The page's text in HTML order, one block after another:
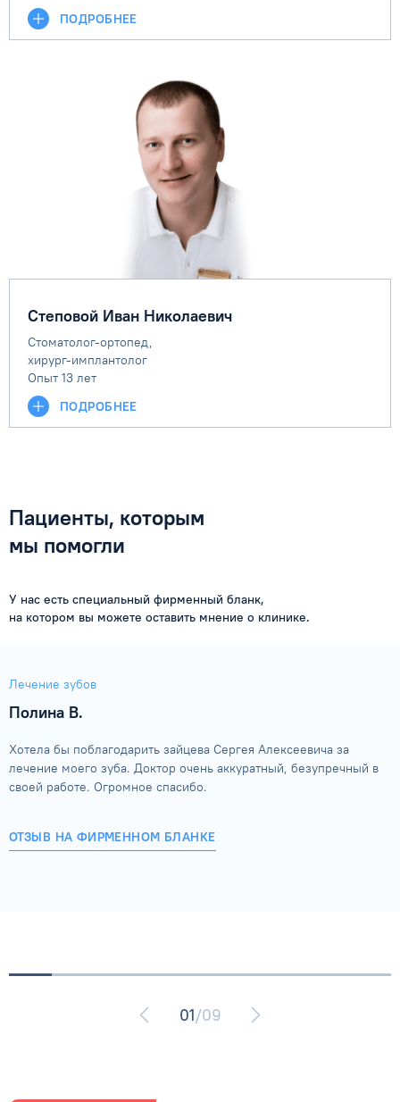
ПОДРОБНЕЕ
Степовой Иван Николаевич
Стоматолог-ортопед,
хирург-имплантолог
Опыт 13 лет
ПОДРОБНЕЕ
Пациенты, которым
мы помогли
У нас есть специальный фирменный бланк,
на котором вы можете оставить мнение о клинике.
Лечение зубов
Полина В.
Хотела бы поблагодарить зайцева Сергея Алексеевича за
лечение моего зуба. Доктор очень аккуратный, безупречный в
своей работе. Огромное спасибо.
ОТЗЫВ НА ФИРМЕННОМ БЛАНКЕ
01/09